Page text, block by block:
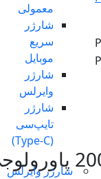
معمولی
شارژر
سریع
موبایل
شارژر
وایرلس
شارژر
تایپ‌سی
(Type-C)
شارژر وایرلس